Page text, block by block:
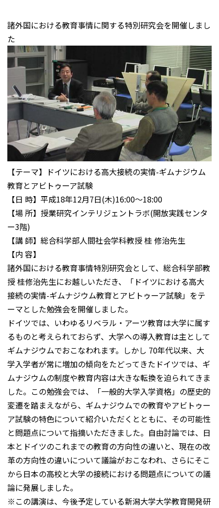
諸外国における教育事情に関する特別研究会を開催しまし
た
【テーマ】ドイツにおける高大接続の実情-ギムナジウム
教育とアビトゥーア試験
【日 時】平成18年12月7日(木)16:00～18:00
【場 所】授業研究インテリジェントラボ(開放実践センタ
ー3階)
【講 師】総合科学部人間社会学科教授 桂 修治先生
【内 容】
諸外国における教育事情特別研究会として、総合科学部教
授 桂修治先生にお越しいただき、「ドイツにおける高大
接続の実情-ギムナジウム教育とアビトゥーア試験」をテ
ーマとした勉強会を開催しました。
ドイツでは、いわゆるリベラル・アーツ教育は大学に属す
るものと考えられておらず、大学への導入教育は主として
ギムナジウムでおこなわれます。しかし 70年代以来、大
学入学者が常に増加の傾向をたどってきたドイツでは、ギ
ムナジウムの制度や教育内容は大きな転換を迫られてきま
した。この勉強会では、「一般的大学入学資格」の歴史的
変遷を踏まえながら、ギムナジウムでの教育やアビトゥー
ア試験の特色について紹介いただくとともに、その可能性
と問題点について指摘いただきました。自由討論では、日
本とドイツのこれまでの教育の方向性の違いと、現在の改
革の方向性の違いについて議論がおこなわれ、さらにそこ
から日本の高校と大学の接続における問題点についての議
論に発展しました。
※この講演は、今後予定している新潟大学大学教育開発研